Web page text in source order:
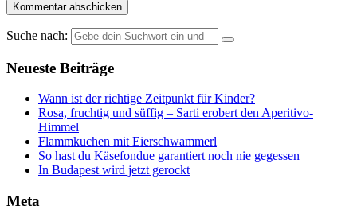
Suche nach:
Neueste Beiträge
Wann ist der richtige Zeitpunkt für Kinder?
Rosa, fruchtig und süffig – Sarti erobert den Aperitivo-
Himmel
Flammkuchen mit Eierschwammerl
So hast du Käsefondue garantiert noch nie gegessen
In Budapest wird jetzt gerockt
Meta